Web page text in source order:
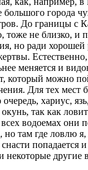
города
До границы с
тоже не близко, и
но ради
меняется и
который можно
Для тех мест
хариус,
так как
водоемах они
но там где ловлю я,
попадается
некоторые другие